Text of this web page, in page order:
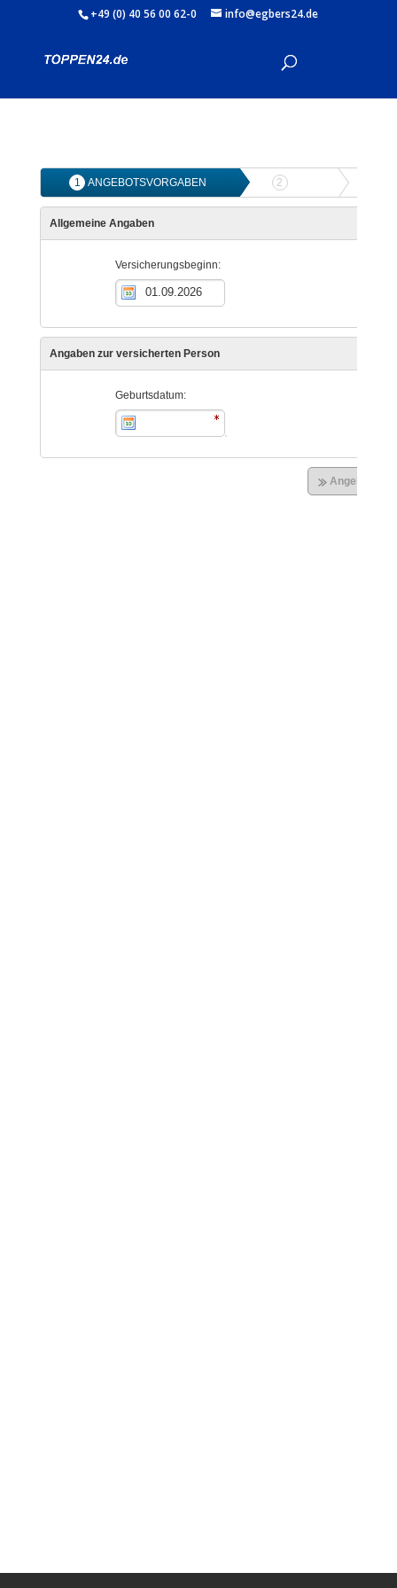
+49 (0) 40 56 00 62-0 info@egbers24.de